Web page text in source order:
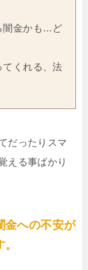
闇金かも…ど
くれる、法
だったりスマ
える事ばかり
金への不安が